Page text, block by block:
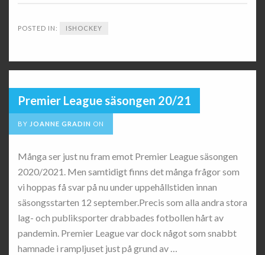
POSTED IN: ISHOCKEY
Premier League säsongen 20/21
BY JOANNE GRADIN ON
Många ser just nu fram emot Premier League säsongen
2020/2021. Men samtidigt finns det många frågor som
vi hoppas få svar på nu under uppehållstiden innan
säsongsstarten 12 september.Precis som alla andra stora
lag- och publiksporter drabbades fotbollen hårt av
pandemin. Premier League var dock något som snabbt
hamnade i rampljuset just på grund av …